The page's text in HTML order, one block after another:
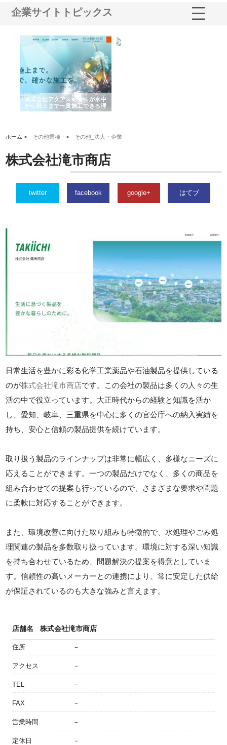
企業サイトトピックス
株式会社アクアスペースが水中
から陸上まで一貫施工できる理
由
ホーム > その他業種 > その他_法人・企業
株式会社滝市商店
twitter facebook google+ はてブ
日常生活を豊かに彩る化学工業薬品や石油製品を提供している
のが株式会社滝市商店です。この会社の製品は多くの人々の生
活の中で役立っています。大正時代からの経験と知識を活か
し、愛知、岐阜、三重県を中心に多くの官公庁への納入実績を
持ち、安心と信頼の製品提供を続けています。
取り扱う製品のラインナップは非常に幅広く、多様なニーズに
応えることができます。一つの製品だけでなく、多くの商品を
組み合わせての提案も行っているので、さまざまな要求や問題
に柔軟に対応することができます。
また、環境改善に向けた取り組みも特徴的で、水処理やごみ処
理関連の製品を多数取り扱っています。環境に対する深い知識
を持ち合わせているため、問題解決の提案を得意としていま
す。信頼性の高いメーカーとの連携により、常に安定した供給
が保証されているのも大きな強みと言えます。
店舗名 株式会社滝市商店
住所 －
アクセス －
TEL －
FAX －
営業時間 －
定休日 －